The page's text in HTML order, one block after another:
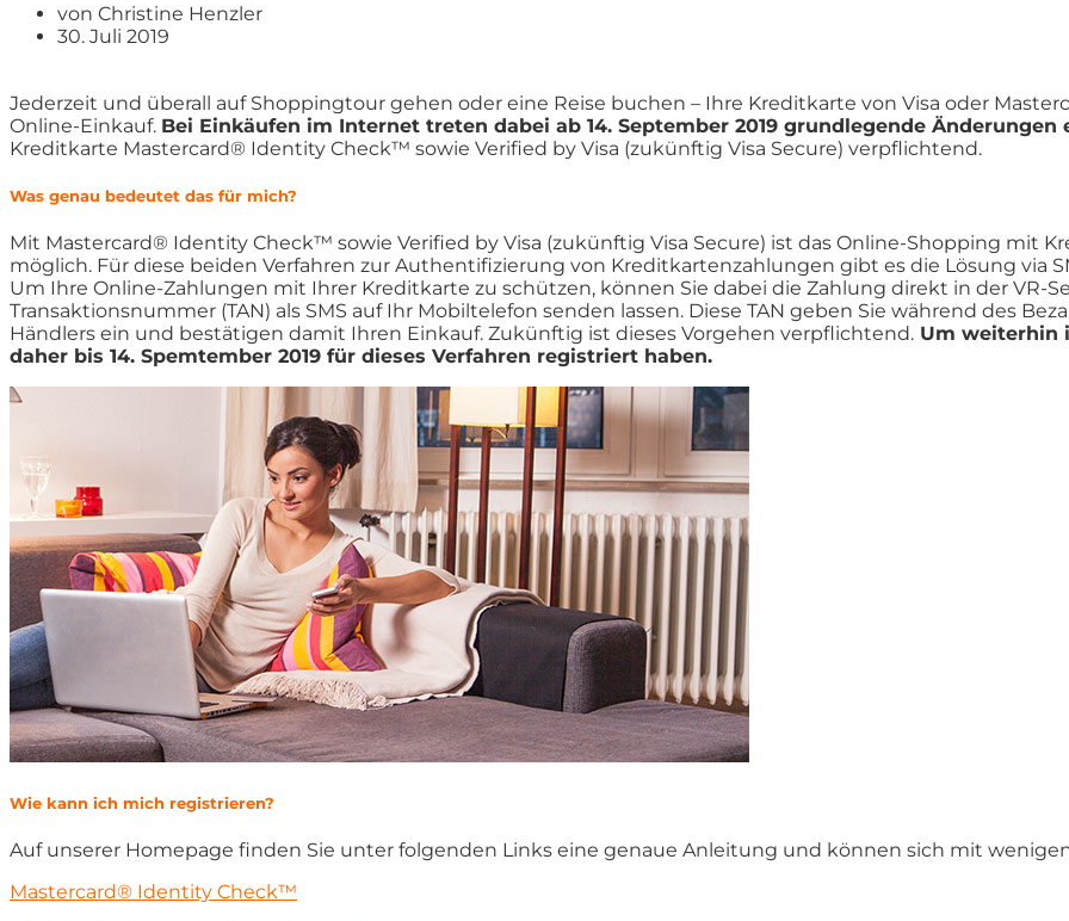
von Christine Henzler
30. Juli 2019
Jederzeit und überall auf Shoppingtour gehen oder eine Reise buchen – Ihre Kreditkarte von Visa oder
Online-Einkauf. Bei Einkäufen im Internet treten dabei ab 14. September 2019 grundlegende Änderungen
Kreditkarte Mastercard® Identity Check™ sowie Verified by Visa (zukünftig Visa Secure) verpflichtend.
Was genau bedeutet das für mich?
Mit Mastercard® Identity Check™ sowie Verified by Visa (zukünftig Visa Secure) ist das Online-Shopping mit
möglich. Für diese beiden Verfahren zur Authentifizierung von Kreditkartenzahlungen gibt es die Lösung via
Um Ihre Online-Zahlungen mit Ihrer Kreditkarte zu schützen, können Sie dabei die Zahlung direkt in der VR-
Transaktionsnummer (TAN) als SMS auf Ihr Mobiltelefon senden lassen. Diese TAN geben Sie während des
Händlers ein und bestätigen damit Ihren Einkauf. Zukünftig ist dieses Vorgehen verpflichtend. Um weiterhin
daher bis 14. Spemtember 2019 für dieses Verfahren registriert haben.
Wie kann ich mich registrieren?
Auf unserer Homepage finden Sie unter folgenden Links eine genaue Anleitung und können sich mit
Mastercard® Identity Check™